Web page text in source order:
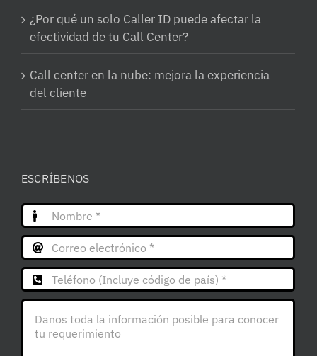
¿Por qué un solo Caller ID puede afectar la
efectividad de tu Call Center?
Call center en la nube: mejora la experiencia
del cliente
ESCRÍBENOS